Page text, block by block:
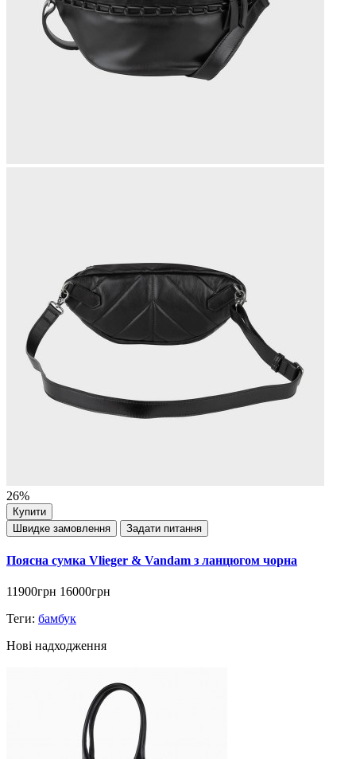
26%
Купити
Швидке замовлення
Задати питання
Поясна сумка Vlieger & Vandam з ланцюгом чорна
11900грн 16000грн
Теги: бамбук
Нові надходження